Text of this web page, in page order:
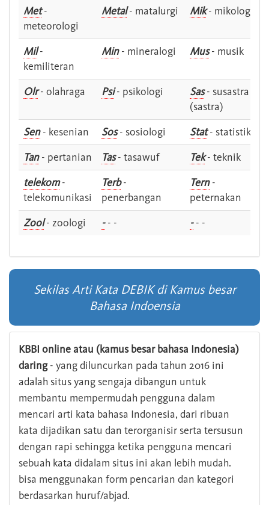
Met-
meteorologi
Metal- matalurgi Mik- mikologi
Mil-
kemiliteran
Min- mineralogi Mus- musik
Olr- olahraga Psi- psikologi Sas- susastra -
(sastra)
Sen- kesenian Sos- sosiologi Stat- statistik
Tan- pertanian Tas- tasawuf Tek- teknik
telekom-
telekomunikasi
Terb-
penerbangan
Tern-
peternakan
Zool- zoologi -- - -- -
Sekilas Arti Kata DEBIK di Kamus besar
Bahasa Indoensia
KBBI online atau (kamus besar bahasa Indonesia)
daring- yang diluncurkan pada tahun 2016 ini
adalah situs yang sengaja dibangun untuk
membantu mempermudah pengguna dalam
mencari arti kata bahasa Indonesia, dari ribuan
kata dijadikan satu dan terorganisir serta tersusun
dengan rapi sehingga ketika pengguna mencari
sebuah kata didalam situs ini akan lebih mudah.
bisa menggunakan form pencarian dan kategori
berdasarkan huruf/abjad.